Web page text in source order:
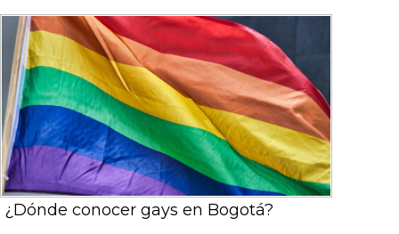
¿Dónde conocer gays en Bogotá?